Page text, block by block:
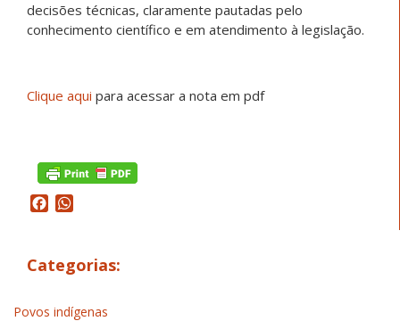
decisões técnicas, claramente pautadas pelo
conhecimento científico e em atendimento à legislação.
Clique aqui para acessar a nota em pdf
Facebook
Categorias:
Povos indígenas